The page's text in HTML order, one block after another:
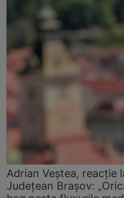
Adrian Veștea, reacție
Județean Brașov: